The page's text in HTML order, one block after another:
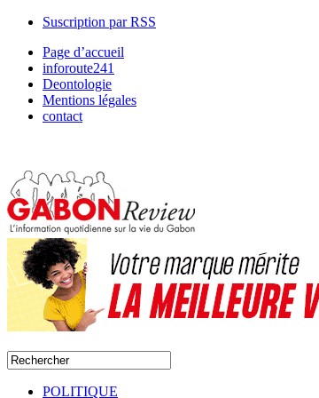
Suscription par RSS
Page d’accueil
inforoute241
Deontologie
Mentions légales
contact
POLITIQUE